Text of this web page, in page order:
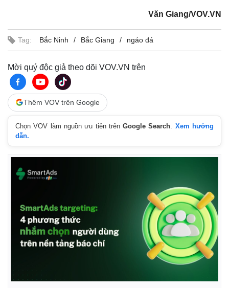
Văn Giang/VOV.VN
Tag: Bắc Ninh Bắc Giang ngáo đá
Mời quý độc giả theo dõi VOV.VN trên
Thêm VOV trên Google
Chọn VOV làm nguồn ưu tiên trênGoogle Search
Xem hướng
dẫn.